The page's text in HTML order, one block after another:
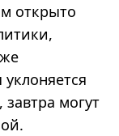
открыто
могут